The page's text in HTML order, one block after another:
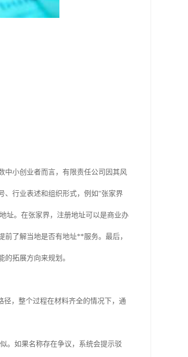
中小创业者而言，有限责任公司因其风
、行业表述和组织形式，例如“张家界
址。在张家界，注册地址可以是商业办
了解当地是否有地址**服务。最后，
拓展方向来规划。
，整个过程在材料齐全的情况下，通
。如果名称存在争议，系统会提示驳